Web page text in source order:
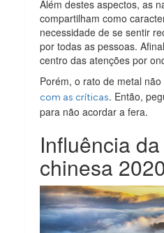
Além destes aspectos, as
compartilham como
necessidade de se sentir
por todas as pessoas.
centro das atenções por
Porém, o rato de metal
com as críticas. Então,
para não acordar a fera.
Influência
chinesa